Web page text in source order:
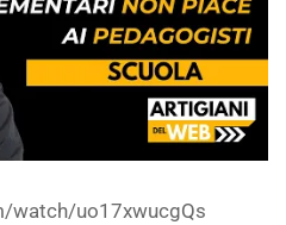
watch/uo17xwucgQs